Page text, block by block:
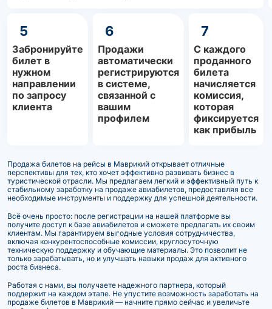
5
Забронируйте
билет в
нужном
направлении
по запросу
клиента
6
Продажи
автоматически
регистрируются
в системе,
связанной с
вашим
профилем
7
С каждого
проданного
билета
начисляется
комиссия,
которая
фиксируется
как прибыль
Продажа билетов на рейсы в Маврикий открывает отличные
перспективы для тех, кто хочет эффективно развивать бизнес в
туристической отрасли. Мы предлагаем легкий и эффективный путь к
стабильному заработку на продаже авиабилетов, предоставляя все
необходимые инструменты и поддержку для успешной деятельности.
Всё очень просто: после регистрации на нашей платформе вы
получите доступ к базе авиабилетов и сможете предлагать их своим
клиентам. Мы гарантируем выгодные условия сотрудничества,
включая конкурентоспособные комиссии, круглосуточную
техническую поддержку и обучающие материалы. Это позволит не
только зарабатывать, но и улучшать навыки продаж для активного
роста бизнеса.
Работая с нами, вы получаете надежного партнера, который
поддержит на каждом этапе. Не упустите возможность заработать на
продаже билетов в Маврикий — начните прямо сейчас и увеличьте